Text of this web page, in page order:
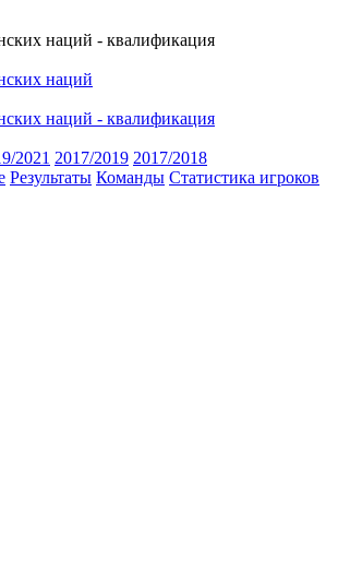
наций - квалификация
наций
наций - квалификация
2021 2017/2019 2017/2018
Результаты Команды Статистика игроков